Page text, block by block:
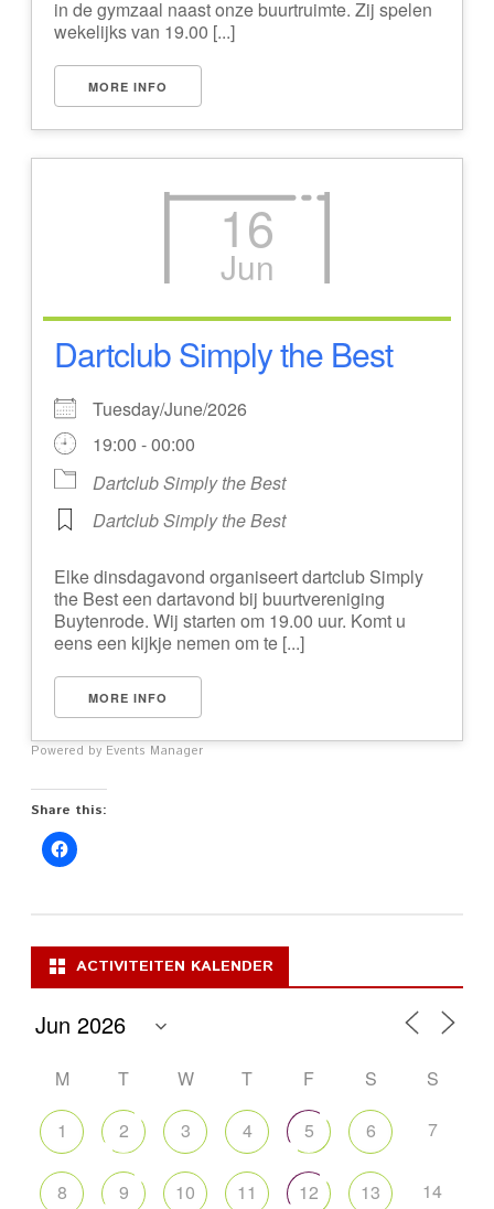
in de gymzaal naast onze buurtruimte. Zij spelen
wekelijks van 19.00 [...]
MORE INFO
16
Jun
Dartclub Simply the Best
Tuesday/June/2026
19:00 - 00:00
Dartclub Simply the Best
Dartclub Simply the Best
Elke dinsdagavond organiseert dartclub Simply
the Best een dartavond bij buurtvereniging
Buytenrode. Wij starten om 19.00 uur. Komt u
eens een kijkje nemen om te [...]
MORE INFO
Powered by Events Manager
Share this:
ACTIVITEITEN KALENDER
M T W T F S S
1 2 3 4 5 6 7
8 9 10 11 12 13 14